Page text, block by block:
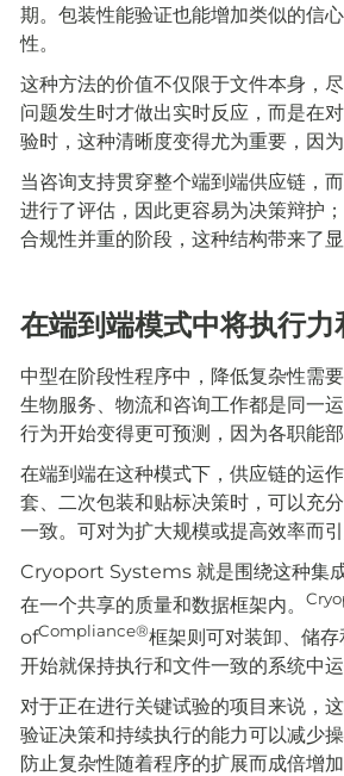
期。包装性能验证也能增加类似的信
性。
这种方法的价值不仅限于文件本身，
问题发生时才做出实时反应，而是在
验时，这种清晰度变得尤为重要，因
当咨询支持贯穿整个端到 端供应链，
进行了评估，因此更容易为决策辩护
合规性并重的阶段，这种结构带来了显
在端到端模式中将执行
中型在阶段性程序中，降低复杂性需
生物服务、物流和咨询工作都是同一
行为开始变得更可预测，因为各职能
在端到端在这种模式下，供应链的运
套、二次包装和贴标决策时，可以充
一致。可对为扩大规模或提高效率而
Cryoport Systems 就是围绕这种集
在一个共享的质量和数据框架内。
ofCompliance®框架则可对装卸、储
开始就保持执行和文件一致的系统中运
对于正在进行关键试验的项目来说，
验证决策和持续执行的能力可以减少
防止复杂性随着程序的扩展而成倍增加